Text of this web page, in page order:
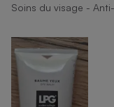
Soins du visage -